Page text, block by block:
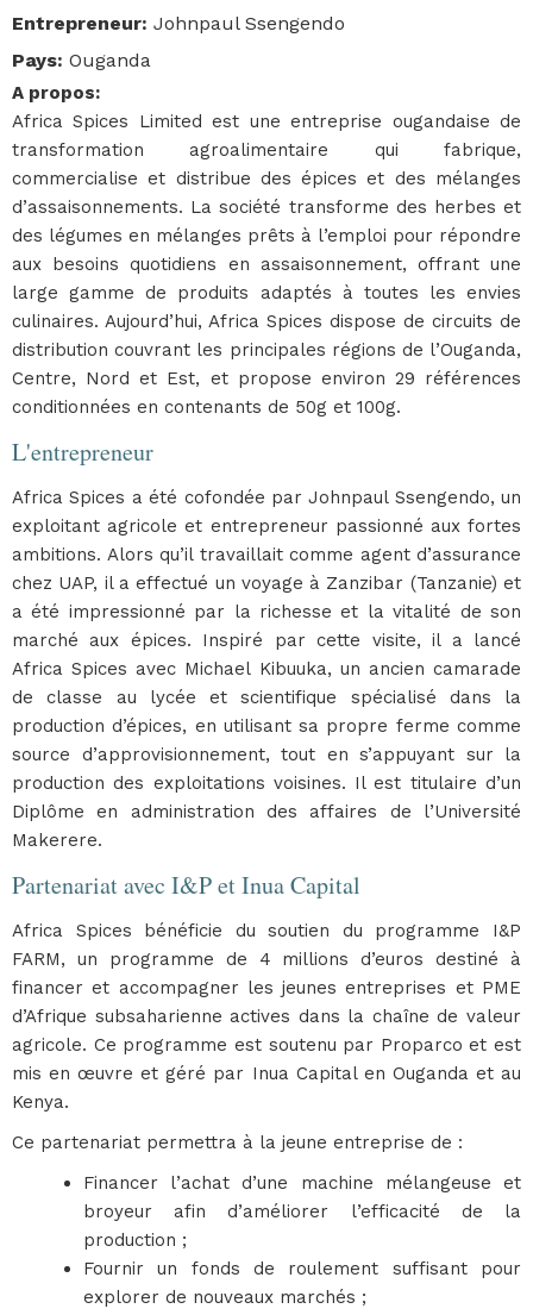
Entrepreneur: Johnpaul Ssengendo
Pays: Ouganda
A propos:
Africa Spices Limited est une entreprise ougandaise de
transformation agroalimentaire qui fabrique,
commercialise et distribue des épices et des mélanges
d’assaisonnements. La société transforme des herbes et
des légumes en mélanges prêts à l’emploi pour répondre
aux besoins quotidiens en assaisonnement, offrant une
large gamme de produits adaptés à toutes les envies
culinaires. Aujourd’hui, Africa Spices dispose de circuits de
distribution couvrant les principales régions de l’Ouganda,
Centre, Nord et Est, et propose environ 29 références
conditionnées en contenants de 50g et 100g.
L'entrepreneur
Africa Spices a été cofondée par Johnpaul Ssengendo, un
exploitant agricole et entrepreneur passionné aux fortes
ambitions. Alors qu’il travaillait comme agent d’assurance
chez UAP, il a effectué un voyage à Zanzibar (Tanzanie) et
a été impressionné par la richesse et la vitalité de son
marché aux épices. Inspiré par cette visite, il a lancé
Africa Spices avec Michael Kibuuka, un ancien camarade
de classe au lycée et scientifique spécialisé dans la
production d’épices, en utilisant sa propre ferme comme
source d’approvisionnement, tout en s’appuyant sur la
production des exploitations voisines. Il est titulaire d’un
Diplôme en administration des affaires de l’Université
Makerere.
Partenariat avec I&P et Inua Capital
Africa Spices bénéficie du soutien du programme I&P
FARM, un programme de 4 millions d’euros destiné à
financer et accompagner les jeunes entreprises et PME
d’Afrique subsaharienne actives dans la chaîne de valeur
agricole. Ce programme est soutenu par Proparco et est
mis en œuvre et géré par Inua Capital en Ouganda et au
Kenya.
Ce partenariat permettra à la jeune entreprise de :
Financer l’achat d’une machine mélangeuse et
broyeur afin d’améliorer l’efficacité de la
production ;
Fournir un fonds de roulement suffisant pour
explorer de nouveaux marchés ;